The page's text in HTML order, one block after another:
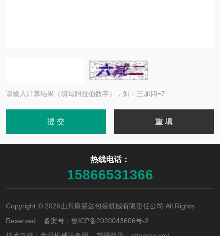
请输入计算结果（填写阿拉伯数字），如：三加四=7
热线电话：
15866531366
Copyright © 2026山东康盛达包装机械有限责任公司 All Rights
Reserved 备案号： 鲁ICP备2020043606号-2